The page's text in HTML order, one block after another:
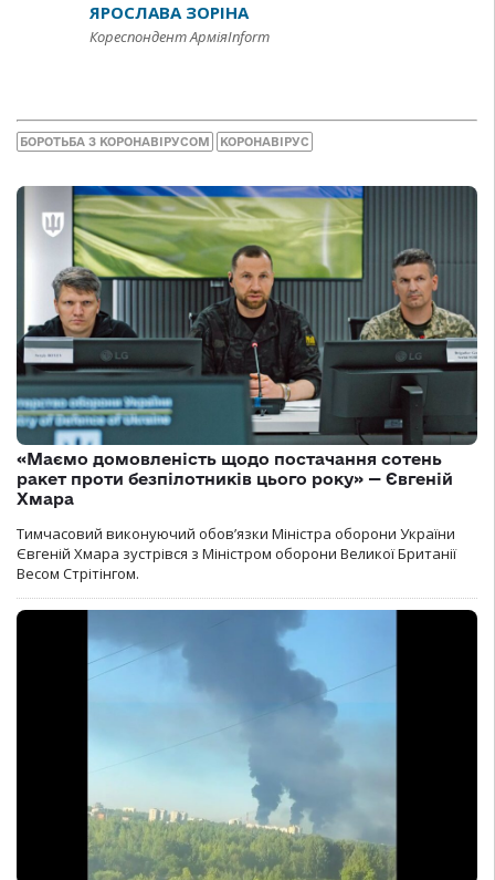
ЯРОСЛАВА ЗОРІНА
Кореспондент АрміяInform
БОРОТЬБА З КОРОНАВІРУСОМ КОРОНАВІРУС
«Маємо домовленість щодо постачання сотень
ракет проти безпілотників цього року» — Євгеній
Хмара
Тимчасовий виконуючий обов’язки Міністра оборони України
Євгеній Хмара зустрівся з Міністром оборони Великої Британії
Весом Стрітінгом.